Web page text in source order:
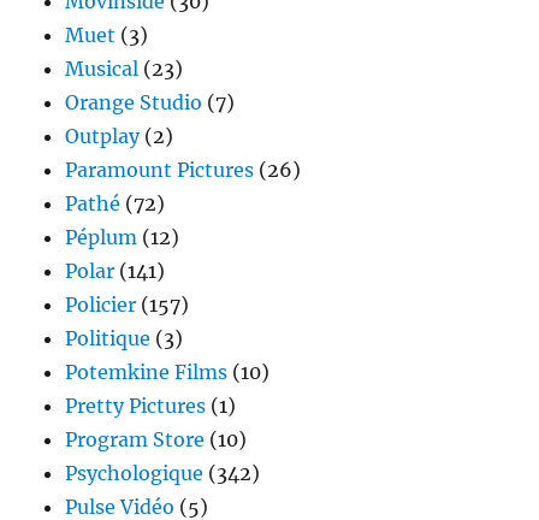
Muet (3)
Musical (23)
Orange Studio (7)
Outplay(2)
Paramount Pictures (26)
Pathé (72)
Péplum (12)
Polar (141)
Policier (157)
Politique (3)
Potemkine Films (10)
Pretty Pictures (1)
Program Store (10)
Psychologique (342)
Pulse Vidéo (5)